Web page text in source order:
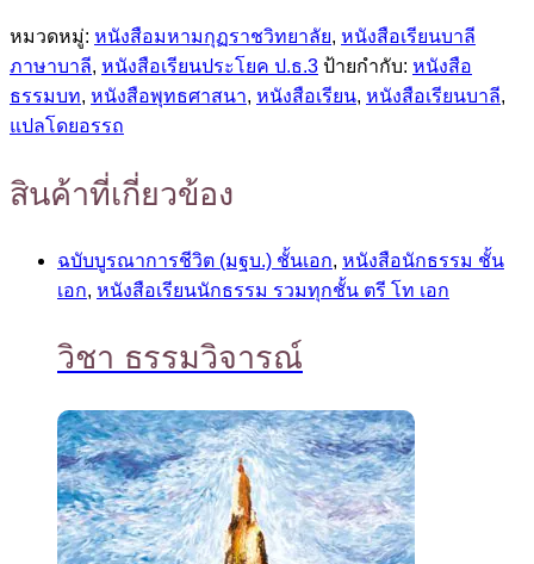
หมวดหมู่: หนังสือมหามกุฏราชวิทยาลัย, หนังสือเรียนบาลี
ภาษาบาลี, หนังสือเรียนประโยค ป.ธ.3 ป้ายกำกับ: หนังสือ
ธรรมบท, หนังสือพุทธศาสนา, หนังสือเรียน, หนังสือเรียนบาลี,
แปลโดยอรรถ
สินค้าที่เกี่ยวข้อง
ฉบับบูรณาการชีวิต (มฐบ.) ชั้นเอก, หนังสือนักธรรม ชั้น
เอก, หนังสือเรียนนักธรรม รวมทุกชั้น ตรี โท เอก
วิชา ธรรมวิจารณ์